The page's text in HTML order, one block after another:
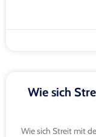
Wie sich
Wie sich Streit mit